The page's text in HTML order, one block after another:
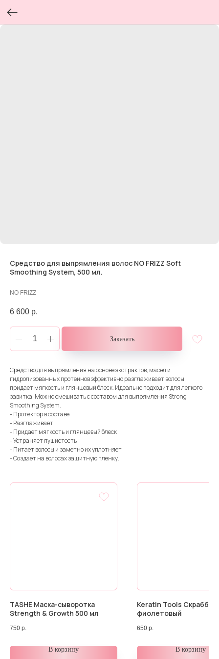
Средство для выпрямления волос NO FRIZZ Soft
Smoothing System, 500 мл.
NO FRIZZ
6 600 р.
Заказать
Средство для выпрямления на основе экстрактов, масел и
гидролизованных протеинов эффективно разглаживает волосы,
придает мягкость и глянцевый блеск. Идеально подходит для легкого
завитка. Можно смешивать с составом для выпрямления Strong
Smoothing System.
- Протектор в составе
- Разглаживает
- Придает мягкость и глянцевый блеск
- Устраняет пушистость
- Питает волосы и заметно их уплотняет
- Создает на волосах защитную пленку.
TASHE Маска-сыворотка
Strength & Growth 500 мл
750 р.
В корзину
Keratin Tools Скраббер
фиолетовый
650 р.
В корзину